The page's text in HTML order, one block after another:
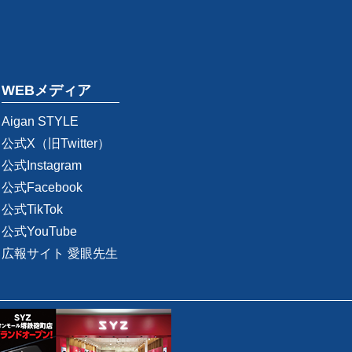
WEBメディア
Aigan STYLE
公式X（旧Twitter）
公式Instagram
公式Facebook
公式TikTok
公式YouTube
広報サイト 愛眼先生